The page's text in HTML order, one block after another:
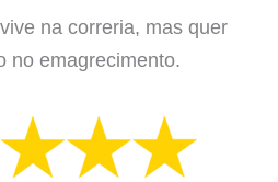
na correria, mas quer
no emagrecimento.